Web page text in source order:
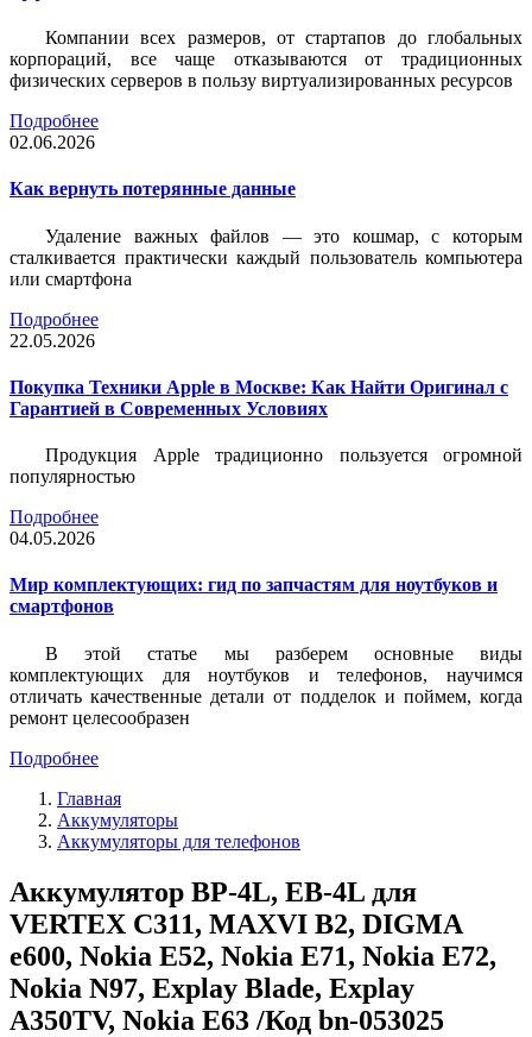
Компании всех размеров, от стартапов до глобальных
корпораций, все чаще отказываются от традиционных
физических серверов в пользу виртуализированных ресурсов
Подробнее
02.06.2026
Как вернуть потерянные данные
Удаление важных файлов — это кошмар, с которым
сталкивается практически каждый пользователь компьютера
или смартфона
Подробнее
22.05.2026
Покупка Техники Apple в Москве: Как Найти Оригинал с
Гарантией в Современных Условиях
Продукция Apple традиционно пользуется огромной
популярностью
Подробнее
04.05.2026
Мир комплектующих: гид по запчастям для ноутбуков и
смартфонов
В этой статье мы разберем основные виды
комплектующих для ноутбуков и телефонов, научимся
отличать качественные детали от подделок и поймем, когда
ремонт целесообразен
Подробнее
Главная
Аккумуляторы
Аккумуляторы для телефонов
Аккумулятор BP-4L, EB-4L для
VERTEX C311, MAXVI B2, DIGMA
e600, Nokia E52, Nokia E71, Nokia E72,
Nokia N97, Explay Blade, Explay
A350TV, Nokia E63 /Код bn-053025